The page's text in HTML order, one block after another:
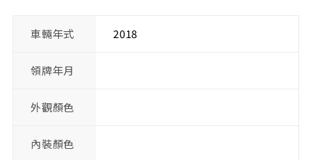
車輛年式 2018
領牌年月
外觀顏色
內裝顏色